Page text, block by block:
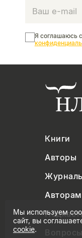
Я соглашаюсь с
Книги
Авторы
Авторам
Мы используем
сайт, вы
cookie.